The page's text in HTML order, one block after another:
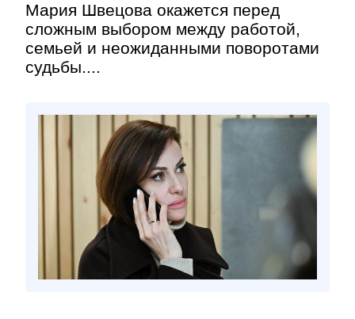
Мария Швецова окажется перед
сложным выбором между работой,
семьей и неожиданными поворотами
судьбы....